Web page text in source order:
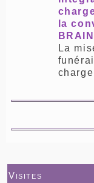
la
La
Visites